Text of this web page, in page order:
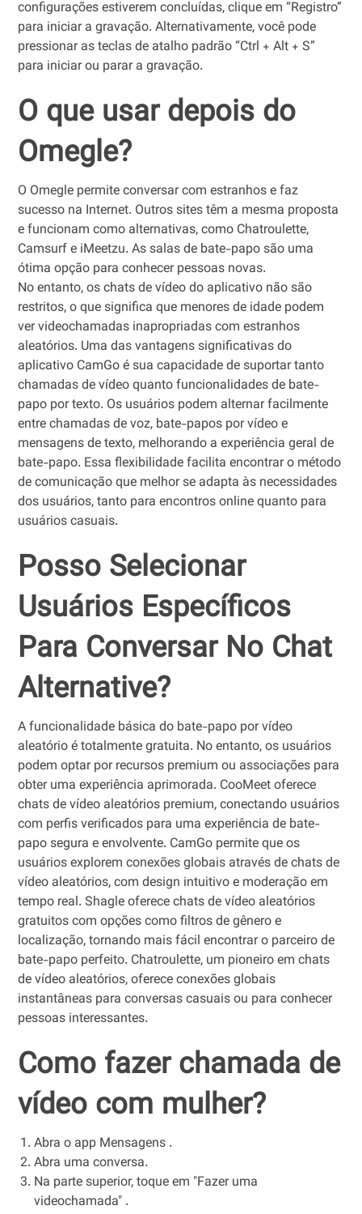
configurações estiverem concluídas, clique em “Registro”
para iniciar a gravação. Alternativamente, você pode
pressionar as teclas de atalho padrão “Ctrl + Alt + S”
para iniciar ou parar a gravação.
O que usar depois do
Omegle?
O Omegle permite conversar com estranhos e faz
sucesso na Internet. Outros sites têm a mesma proposta
e funcionam como alternativas, como Chatroulette,
Camsurf e iMeetzu. As salas de bate-papo são uma
ótima opção para conhecer pessoas novas.
No entanto, os chats de vídeo do aplicativo não são
restritos, o que significa que menores de idade podem
ver videochamadas inapropriadas com estranhos
aleatórios. Uma das vantagens significativas do
aplicativo CamGo é sua capacidade de suportar tanto
chamadas de vídeo quanto funcionalidades de bate-
papo por texto. Os usuários podem alternar facilmente
entre chamadas de voz, bate-papos por vídeo e
mensagens de texto, melhorando a experiência geral de
bate-papo. Essa flexibilidade facilita encontrar o método
de comunicação que melhor se adapta às necessidades
dos usuários, tanto para encontros online quanto para
usuários casuais.
Posso Selecionar
Usuários Específicos
Para Conversar No Chat
Alternative?
A funcionalidade básica do bate-papo por vídeo
aleatório é totalmente gratuita. No entanto, os usuários
podem optar por recursos premium ou associações para
obter uma experiência aprimorada. CooMeet oferece
chats de vídeo aleatórios premium, conectando usuários
com perfis verificados para uma experiência de bate-
papo segura e envolvente. CamGo permite que os
usuários explorem conexões globais através de chats de
vídeo aleatórios, com design intuitivo e moderação em
tempo real. Shagle oferece chats de vídeo aleatórios
gratuitos com opções como filtros de gênero e
localização, tornando mais fácil encontrar o parceiro de
bate-papo perfeito. Chatroulette, um pioneiro em chats
de vídeo aleatórios, oferece conexões globais
instantâneas para conversas casuais ou para conhecer
pessoas interessantes.
Como fazer chamada de
vídeo com mulher?
Abra o app Mensagens .
Abra uma conversa.
Na parte superior, toque em "Fazer uma
videochamada" .